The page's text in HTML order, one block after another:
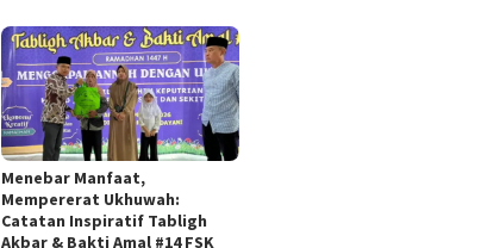
Menebar Manfaat,
Mempererat Ukhuwah:
Catatan Inspiratif Tabligh
Akbar & Bakti Amal #14 FSK